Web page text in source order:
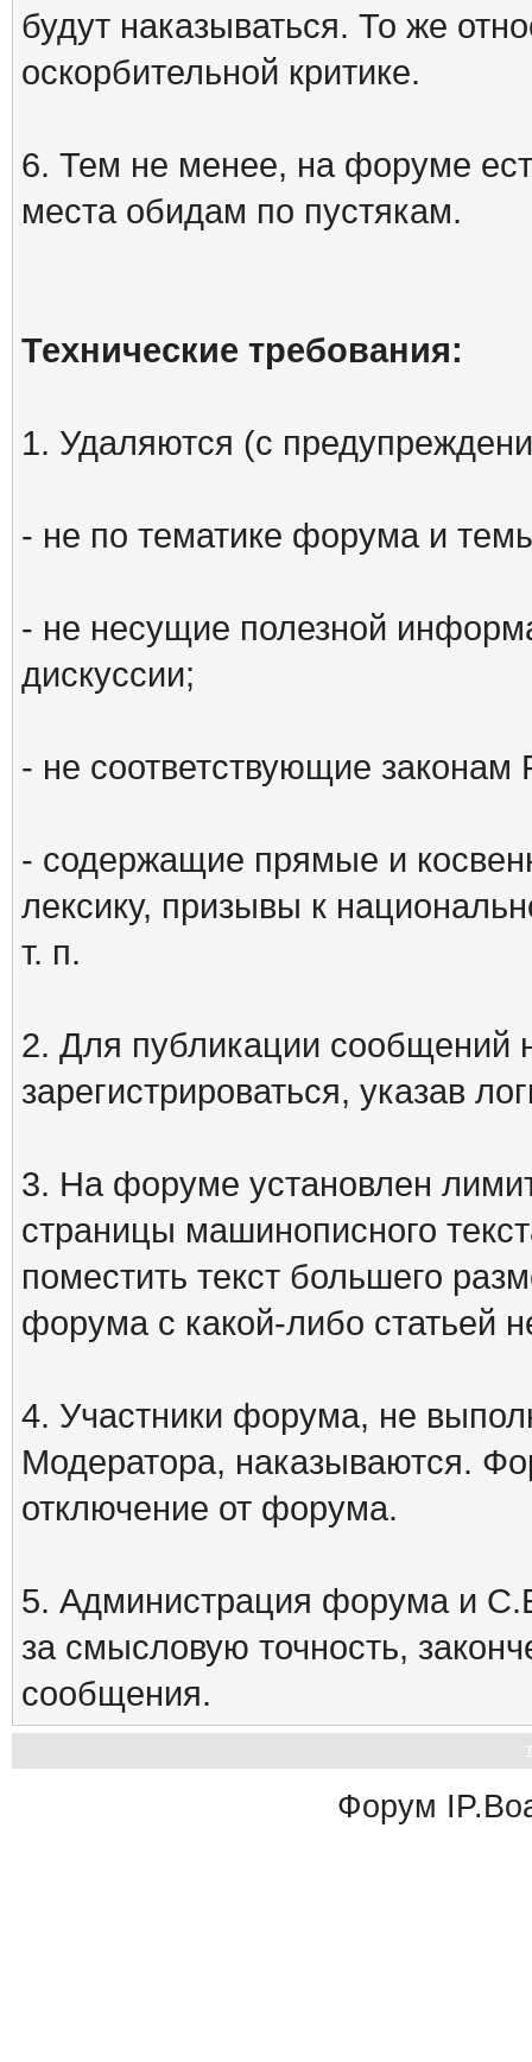
будут наказываться. То же
оскорбительной критике.
6. Тем не менее, на форуме
места обидам по пустякам.
Технические требования:
1. Удаляются (с
- не по тематике форума и
- не несущие полезной
дискуссии;
- не соответствующие законам
- содержащие прямые и
лексику, призывы к
т. п.
2. Для публикации сообщений
зарегистрироваться, указав
3. На форуме установлен
страницы машинописного
поместить текст большего
форума с какой-либо статьей
4. Участники форума, не
Модератора, наказываются.
отключение от форума.
5. Администрация форума и
за смысловую точность,
сообщения.
Форум